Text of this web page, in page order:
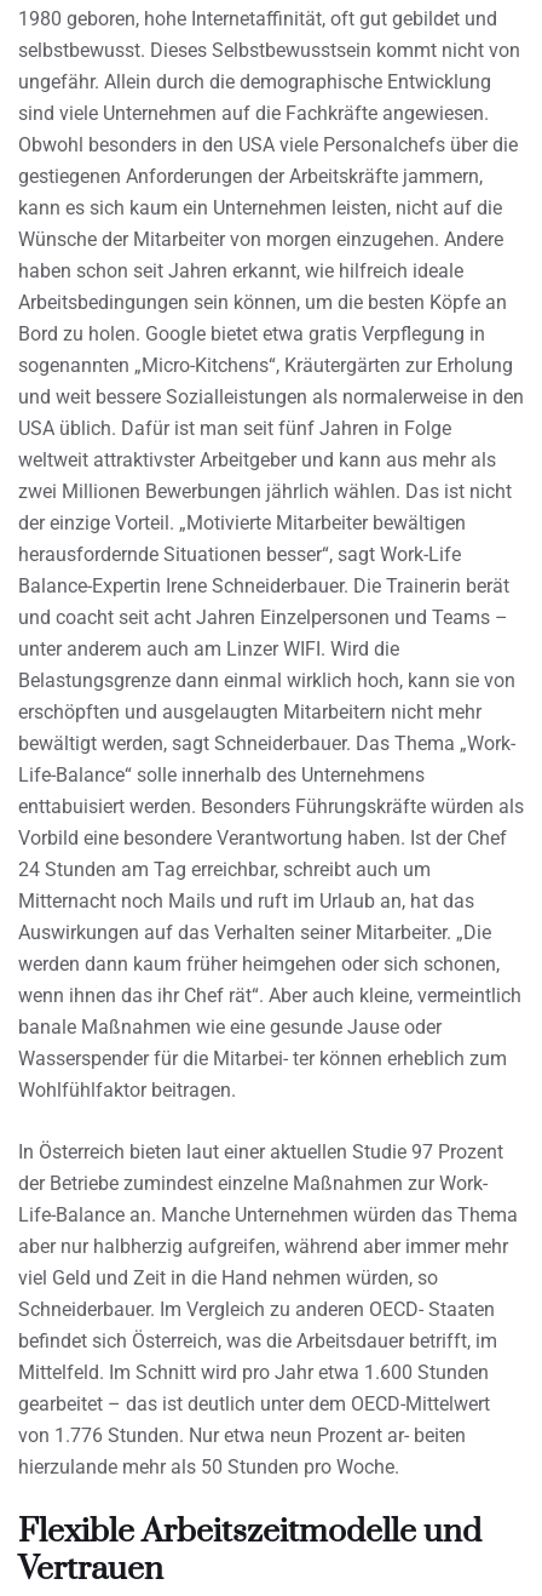
1980 geboren, hohe Internetaffinität, oft gut gebildet und
selbstbewusst. Dieses Selbstbewusstsein kommt nicht von
ungefähr. Allein durch die demographische Entwicklung
sind viele Unternehmen auf die Fachkräfte angewiesen.
Obwohl besonders in den USA viele Personalchefs über die
gestiegenen Anforderungen der Arbeitskräfte jammern,
kann es sich kaum ein Unternehmen leisten, nicht auf die
Wünsche der Mitarbeiter von morgen einzugehen. Andere
haben schon seit Jahren erkannt, wie hilfreich ideale
Arbeitsbedingungen sein können, um die besten Köpfe an
Bord zu holen. Google bietet etwa gratis Verpflegung in
sogenannten „Micro-Kitchens“, Kräutergärten zur Erholung
und weit bessere Sozialleistungen als normalerweise in den
USA üblich. Dafür ist man seit fünf Jahren in Folge
weltweit attraktivster Arbeitgeber und kann aus mehr als
zwei Millionen Bewerbungen jährlich wählen. Das ist nicht
der einzige Vorteil. „Motivierte Mitarbeiter bewältigen
herausfordernde Situationen besser“, sagt Work-Life
Balance-Expertin Irene Schneiderbauer. Die Trainerin berät
und coacht seit acht Jahren Einzelpersonen und Teams –
unter anderem auch am Linzer WIFI. Wird die
Belastungsgrenze dann einmal wirklich hoch, kann sie von
erschöpften und ausgelaugten Mitarbeitern nicht mehr
bewältigt werden, sagt Schneiderbauer. Das Thema „Work-
Life-Balance“ solle innerhalb des Unternehmens
enttabuisiert werden. Besonders Führungskräfte würden als
Vorbild eine besondere Verantwortung haben. Ist der Chef
24 Stunden am Tag erreichbar, schreibt auch um
Mitternacht noch Mails und ruft im Urlaub an, hat das
Auswirkungen auf das Verhalten seiner Mitarbeiter. „Die
werden dann kaum früher heimgehen oder sich schonen,
wenn ihnen das ihr Chef rät“. Aber auch kleine, vermeintlich
banale Maßnahmen wie eine gesunde Jause oder
Wasserspender für die Mitarbei- ter können erheblich zum
Wohlfühlfaktor beitragen.
In Österreich bieten laut einer aktuellen Studie 97 Prozent
der Betriebe zumindest einzelne Maßnahmen zur Work-
Life-Balance an. Manche Unternehmen würden das Thema
aber nur halbherzig aufgreifen, während aber immer mehr
viel Geld und Zeit in die Hand nehmen würden, so
Schneiderbauer. Im Vergleich zu anderen OECD- Staaten
befindet sich Österreich, was die Arbeitsdauer betrifft, im
Mittelfeld. Im Schnitt wird pro Jahr etwa 1.600 Stunden
gearbeitet – das ist deutlich unter dem OECD-Mittelwert
von 1.776 Stunden. Nur etwa neun Prozent ar- beiten
hierzulande mehr als 50 Stunden pro Woche.
Flexible Arbeitszeitmodelle und
Vertrauen